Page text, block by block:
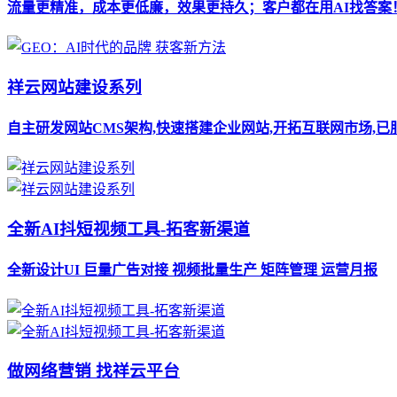
流量更精准，成本更低廉，效果更持久；客户都在用AI找答案
祥云网站建设系列
自主研发网站CMS架构,快速搭建企业网站,开拓互联网市场,已
全新AI抖短视频工具-拓客新渠道
全新设计UI 巨量广告对接 视频批量生产 矩阵管理 运营月报
做网络营销 找祥云平台